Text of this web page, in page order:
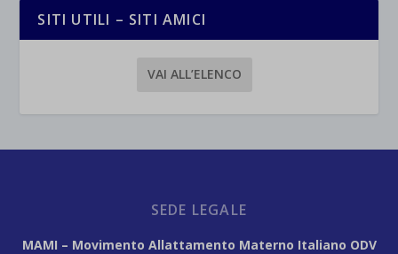
SITI UTILI – SITI AMICI
VAI ALL’ELENCO
SEDE LEGALE
MAMI – Movimento Allattamento Materno Italiano ODV